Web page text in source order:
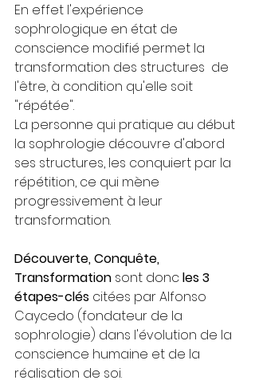
En effet l'expérience
sophrologique en état de
conscience modifié permet la
transformation des structures  de
l'être, à condition qu'elle soit
"répétée".
La personne qui pratique au début
la sophrologie découvre d'abord
ses structures, les conquiert par la
répétition, ce qui mène
progressivement à leur
transformation.
Découverte, Conquête,
Transformation sont donc les 3
étapes-clés citées par Alfonso
Caycedo (fondateur de la
sophrologie) dans l'évolution de la
conscience humaine et de la
réalisation de soi.